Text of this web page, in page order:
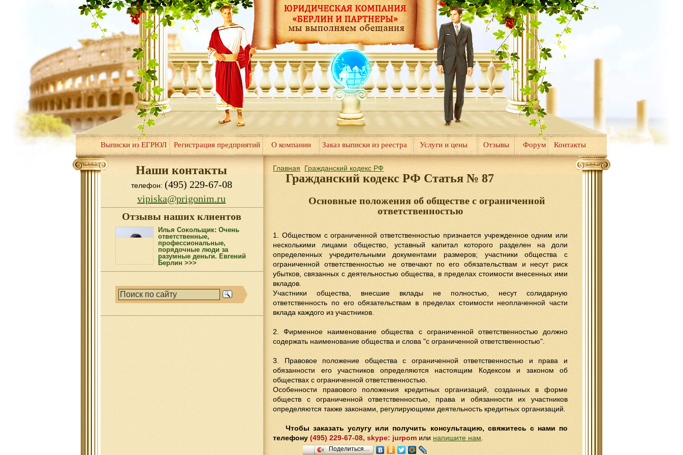
Выписки из ЕГРЮЛ Регистрация предприятий О компании Заказ выписки из реестра Услуги и цены Отзывы Форум Контакты
Наши контакты
телефон: (495) 229-67-08
vipiska@prigonim.ru
Отзывы наших клиентов
Илья Сокольщик: Очень
ответственные,
профессиональные,
порядочные люди за
разумные деньги. Евгений
Берлин >>>
Главная Гражданский кодекс РФ
Гражданский кодекс РФ Статья № 87
Основные положения об обществе с ограниченной
ответственностью
1. Обществом с ограниченной ответственностью признается учрежденное одним или
несколькими лицами общество, уставный капитал которого разделен на доли
определенных учредительными документами размеров; участники общества с
ограниченной ответственностью не отвечают по его обязательствам и несут риск
убытков, связанных с деятельностью общества, в пределах стоимости внесенных ими
вкладов.
Участники общества, внесшие вклады не полностью, несут солидарную
ответственность по его обязательствам в пределах стоимости неоплаченной части
вклада каждого из участников.
2. Фирменное наименование общества с ограниченной ответственностью должно
содержать наименование общества и слова "с ограниченной ответственностью".
3. Правовое положение общества с ограниченной ответственностью и права и
обязанности его участников определяются настоящим Кодексом и законом об
обществах с ограниченной ответственностью.
Особенности правового положения кредитных организаций, созданных в форме
обществ с ограниченной ответственностью, права и обязанности их участников
определяются также законами, регулирующими деятельность кредитных организаций.
Чтобы заказать услугу или получить консультацию, свяжитесь с нами по
телефону (495) 229-67-08, skype: jurpom или напишите нам
Поделиться…